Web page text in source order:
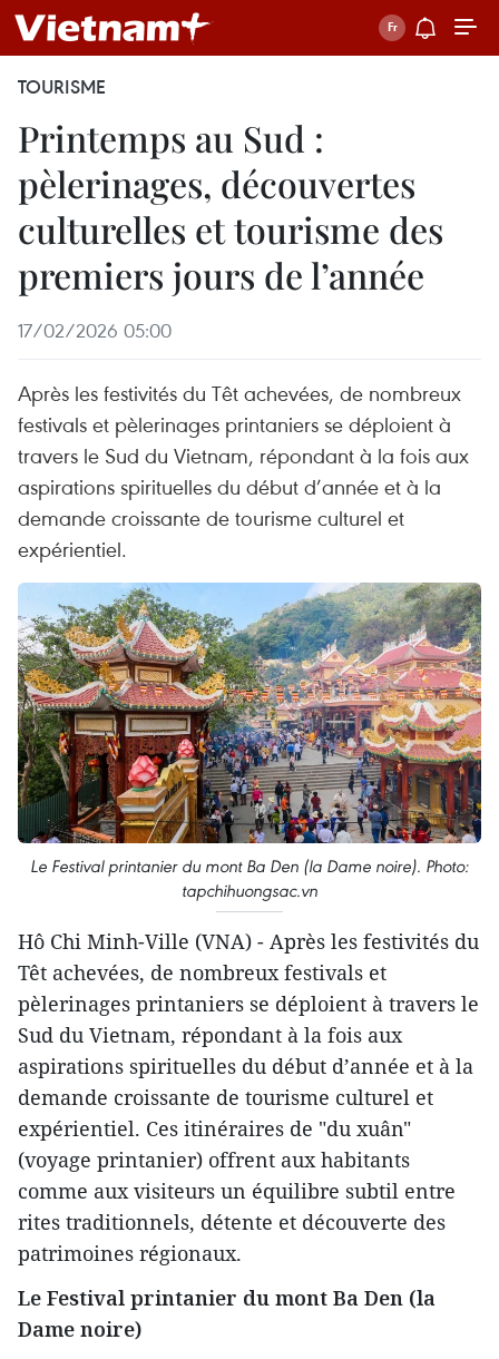
TOURISME
Printemps au Sud :
pèlerinages, découvertes
culturelles et tourisme des
premiers jours de l’année
17/02/2026 05:00
Après les festivités du Têt achevées, de nombreux
festivals et pèlerinages printaniers se déploient à
travers le Sud du Vietnam, répondant à la fois aux
aspirations spirituelles du début d’année et à la
demande croissante de tourisme culturel et
expérientiel.
Le Festival printanier du mont Ba Den (la Dame noire). Photo:
tapchihuongsac.vn
Hô Chi Minh-Ville (VNA) - Après les festivités du
Têt achevées, de nombreux festivals et
pèlerinages printaniers se déploient à travers le
Sud du Vietnam, répondant à la fois aux
aspirations spirituelles du début d’année et à la
demande croissante de tourisme culturel et
expérientiel. Ces itinéraires de "du xuân"
(voyage printanier) offrent aux habitants
comme aux visiteurs un équilibre subtil entre
rites traditionnels, détente et découverte des
patrimoines régionaux.
Le Festival printanier du mont Ba Den (la
Dame noire)